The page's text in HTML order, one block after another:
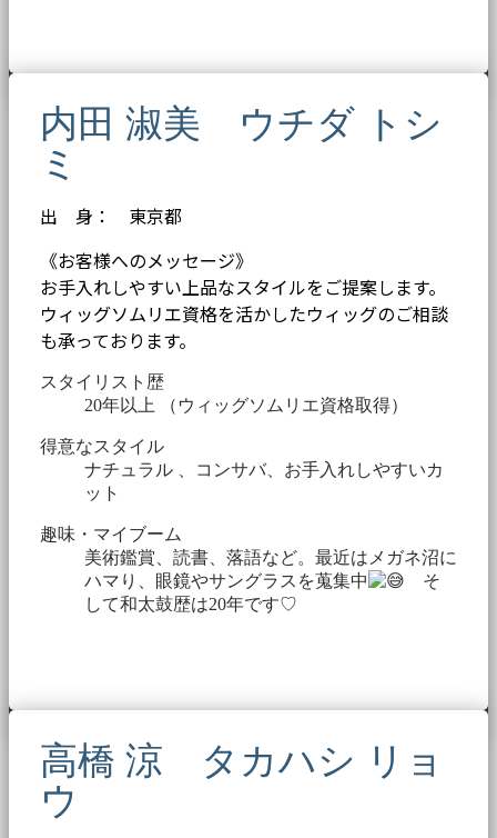
内田 淑美 ウチダ トシ
ミ
出 身： 東京都
《お客様へのメッセージ》
お手入れしやすい上品なスタイルをご提案します。
ウィッグソムリエ資格を活かしたウィッグのご相談
も承っております。
スタイリスト歴
20年以上 （ウィッグソムリエ資格取得）
得意なスタイル
ナチュラル 、コンサバ、お手入れしやすいカ
ット
趣味・マイブーム
美術鑑賞、読書、落語など。最近はメガネ沼に
ハマり、眼鏡やサングラスを蒐集中
そ
して和太鼓歴は20年です♡
高橋 涼 タカハシ リョ
ウ